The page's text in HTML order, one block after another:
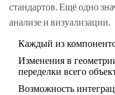
стандартов. Ещё одно
анализе и визуализации.
Каждый из
Изменения в
переделки всего
Возможность